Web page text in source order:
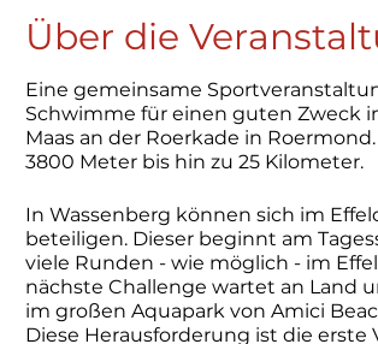
Über die
Eine gemeinsame
Schwimme für einen guten Zweck
Maas an der Roerkade in
3800 Meter bis hin zu 25 Kilometer.
In Wassenberg können sich im
beteiligen. Dieser beginnt am
viele Runden - wie möglich - im
nächste Challenge wartet an Land
im großen Aquapark von Amici
Diese Herausforderung ist die